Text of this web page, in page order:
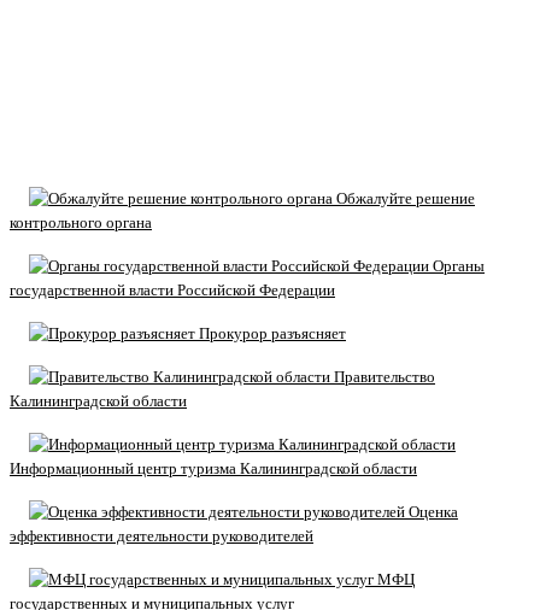
Обжалуйте решение
контрольного органа
Органы
государственной власти Российской Федерации
Прокурор разъясняет
Правительство
Калининградской области
Информационный центр туризма Калининградской области
Оценка
эффективности деятельности руководителей
МФЦ
государственных и муниципальных услуг